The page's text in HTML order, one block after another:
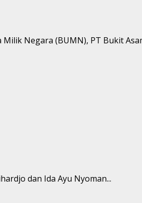
Negara (BUMN), PT Bukit
dan Ida Ayu Nyoman...